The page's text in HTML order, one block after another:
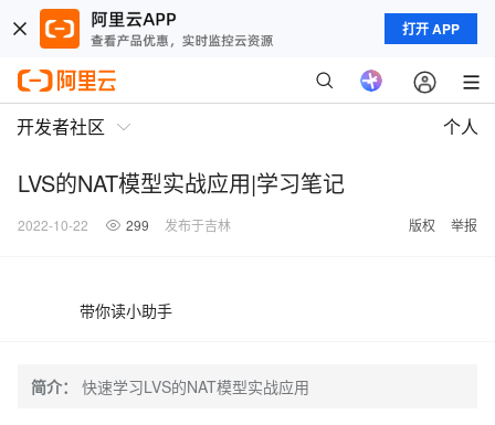
打开 APP
开发者社区 个人
LVS的NAT模型实战应用|学习笔记
2022-10-22 299 发布于吉林 版权 举报
带你读小助手
简介： 快速学习LVS的NAT模型实战应用